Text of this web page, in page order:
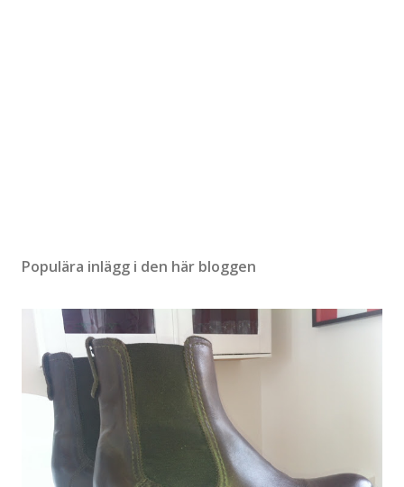
Populära inlägg i den här bloggen